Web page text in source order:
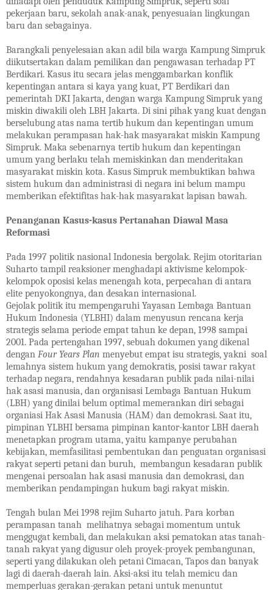
pekerjaan baru, sekolah anak-anak, penyesuaian lingkungan
baru dan sebagainya.
Barangkali penyelesaian akan adil bila warga Kampung Simpruk
diikutsertakan dalam pemilikan dan pengawasan terhadap PT
Berdikari. Kasus itu secara jelas menggambarkan konflik
kepentingan antara si kaya yang kuat, PT Berdikari dan
pemerintah DKI Jakarta, dengan warga Kampung Simpruk yang
miskin diwakili oleh LBH Jakarta. Di sini pihak yang kuat dengan
berselubung atas nama tertib hukum dan kepentingan umum
melakukan perampasan hak-hak masyarakat miskin Kampung
Simpruk. Maka sebenarnya tertib hukum dan kepentingan
umum yang berlaku telah memiskinkan dan menderitakan
masyarakat miskin kota. Kasus Simpruk membuktikan bahwa
sistem hukum dan administrasi di negara ini belum mampu
memberikan efektifitas hak-hak masyarakat lapisan bawah.
Penanganan Kasus-kasus Pertanahan Diawal Masa
Reformasi
Pada 1997 politik nasional Indonesia bergolak. Rejim otoritarian
Suharto tampil reaksioner menghadapi aktivisme kelompok-
kelompok oposisi kelas menengah kota, perpecahan di antara
elite penyokongnya, dan desakan internasional.
Gejolak politik itu mempengaruhi Yayasan Lembaga Bantuan
Hukum Indonesia (YLBHI) dalam menyusun rencana kerja
strategis selama periode empat tahun ke depan, 1998 sampai
2001. Pada pertengahan 1997, sebuah dokumen yang dikenal
dengan Four Years Plan menyebut empat isu strategis, yakni soal
lemahnya sistem hukum yang demokratis, posisi tawar rakyat
terhadap negara, rendahnya kesadaran publik pada nilai-nilai
hak asasi manusia, dan organisasi Lembaga Bantuan Hukum
(LBH) yang dinilai belum optimal memerankan diri sebagai
organiasi Hak Asasi Manusia (HAM) dan demokrasi. Saat itu,
pimpinan YLBHI bersama pimpinan kantor-kantor LBH daerah
menetapkan program utama, yaitu kampanye perubahan
kebijakan, memfasilitasi pembentukan dan penguatan organisasi
rakyat seperti petani dan buruh, membangun kesadaran publik
mengenai persoalan hak asasi manusia dan demokrasi, dan
memberikan pendampingan hukum bagi rakyat miskin.
Tengah bulan Mei 1998 rejim Suharto jatuh. Para korban
perampasan tanah melihatnya sebagai momentum untuk
menggugat kembali, dan melakukan aksi pematokan atas tanah-
tanah rakyat yang digusur oleh proyek-proyek pembangunan,
seperti yang dilakukan oleh petani Cimacan, Tapos dan banyak
lagi di daerah-daerah lain. Aksi-aksi itu telah memicu dan
memperluas gerakan-gerakan petani untuk menuntut